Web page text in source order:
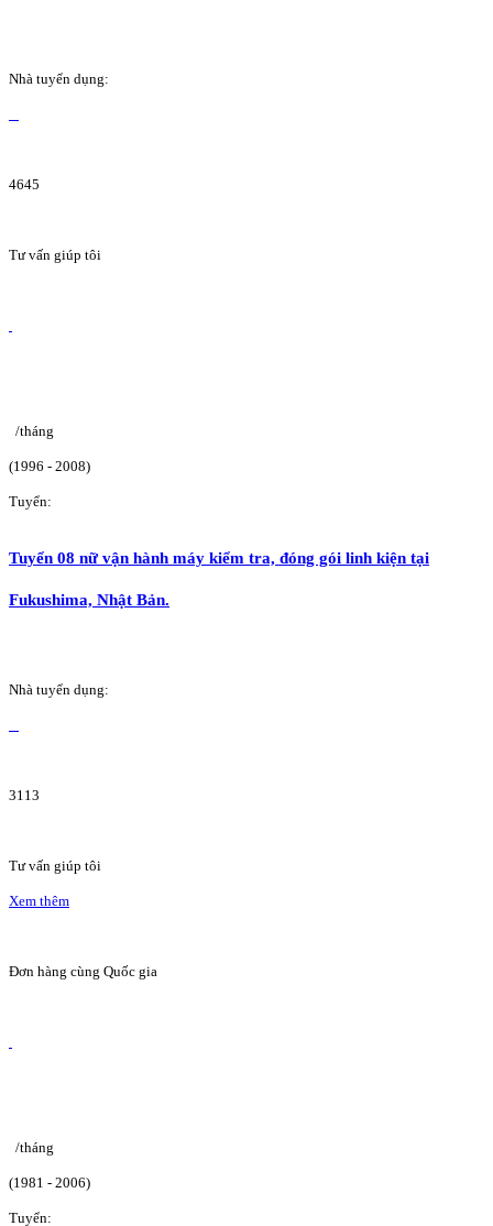
Nhà tuyển dụng:
4645
Tư vấn giúp tôi
/tháng
(1996 - 2008)
Tuyển:
Tuyển 08 nữ vận hành máy kiểm tra, đóng gói linh kiện tại
Fukushima, Nhật Bản.
Nhà tuyển dụng:
3113
Tư vấn giúp tôi
Xem thêm
Đơn hàng cùng Quốc gia
/tháng
(1981 - 2006)
Tuyển: